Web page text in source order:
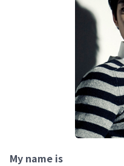
My name is